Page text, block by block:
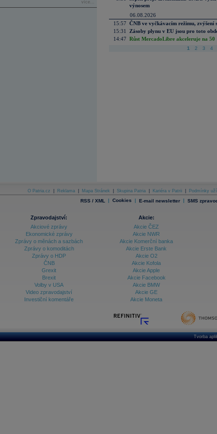
více...
výnosem
06.08.2026
15:57 ČNB ve vyčkávacím režimu, zvýšení
15:31
Zásoby plynu v EU jsou pro toto
14:47 Růst MercadoLibre akceleruje na
1 2 3 4
O Patria.cz Reklama Mapa Stránek Skupina Patria Kariéra v Patrii Podmínky
RSS / XML | Cookies | E-mail newsletter | SMS
Zpravodajství:
Akciové zprávy
Ekonomické zprávy
Zprávy o měnách a sazbách
Zprávy o komoditách
Zprávy o HDP
ČNB
Grexit
Brexit
Volby v USA
Video zpravodajství
Investiční komentáře
Akcie:
Akcie ČEZ
Akcie NWR
Akcie Komerční banka
Akcie Erste Bank
Akcie O2
Akcie Kofola
Akcie Apple
Akcie Facebook
Akcie BMW
Akcie GE
Akcie Moneta
Tvorba